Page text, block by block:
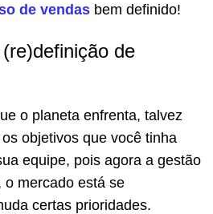
de vendas bem definido!
de
o planeta enfrenta, talvez
objetivos que você tinha
equipe, pois agora a gestão
o mercado está se
certas prioridades.